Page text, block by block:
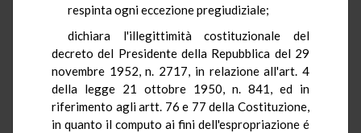
respinta ogni eccezione pregiudiziale;
dichiara l'illegittimità costituzionale del
decreto del Presidente della Repubblica del 29
novembre 1952, n. 2717, in relazione all'art. 4
della legge 21 ottobre 1950, n. 841, ed in
riferimento agli artt. 76 e 77 della Costituzione,
in quanto il computo ai fini dell'espropriazione é